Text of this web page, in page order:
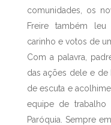
comunidades, os
Freire também
carinho e votos de
Com a palavra,
das ações dele e de
de escuta e
equipe de
Paróquia. Sempre